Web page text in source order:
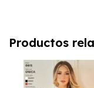
Productos